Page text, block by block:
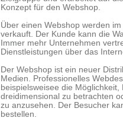
Konzept für den Webshop.
Über einen Webshop werden
verkauft. Der Kunde kann die
Immer mehr Unternehmen
Dienstleistungen über das
Der Webshop ist ein neuer
Medien. Professionelles
beispielsweisee die
dreidimensional zu betrachten
zu anzusehen. Der Besucher
bestellen.